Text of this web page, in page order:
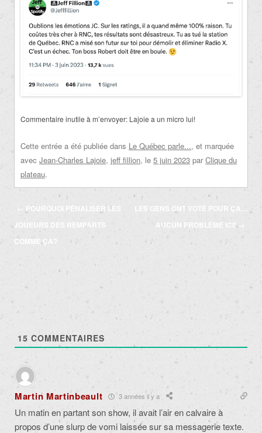
Commentaire inutile à m’envoyer: Lajoie a un micro lui!
Cette entrée a été publiée dans Le Québec parle..., et marquée
avec Jean-Charles Lajoie, jeff fillion, le 5 juin 2023 par Clique du
plateau.
Navigation
des
articles
← POURQUOI PÉNALISER LES
JOUEURS DES REMPARTS
COMME ÇA?
LES GENS ONT VOTÉ POUR ÇA…
AUCUN PROBLÈME ICI!
15 COMMENTAIRES
Martin Martinbeault 3 années il y a
Un matin en partant son show, il avait l’air en calvaire à
propos d’une slurp de vomi laissée sur sa messagerie texte.